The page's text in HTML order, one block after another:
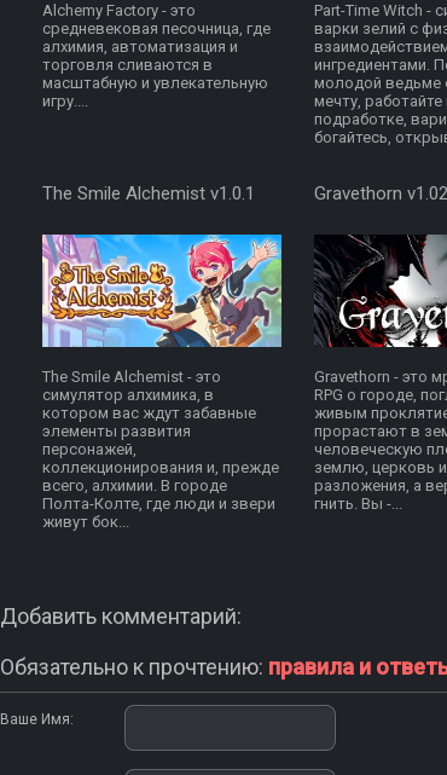
Alchemy Factory - это
средневековая песочница, где
алхимия, автоматизация и
торговля сливаются в
масштабную и увлекательную
игру....
Part-Time Witch -
варки зелий с
ингредиентами.
молодой ведьме
мечту, работайте
подработке,
богайтесь,
The Smile Alchemist v1.0.1
The Smile Alchemist - это
симулятор алхимика, в
котором вас ждут забавные
элементы развития
персонажей,
коллекционирования и, прежде
всего, алхимии. В городе
Полта-Колте, где люди и звери
живут бок...
Gravethorn
Gravethorn - это
RPG о городе,
живым
прорастают в
человеческую
землю, церковь
разложения, а
гнить. Вы -...
Добавить комментарий:
Обязательно к прочтению: правила и
Ваше Имя: